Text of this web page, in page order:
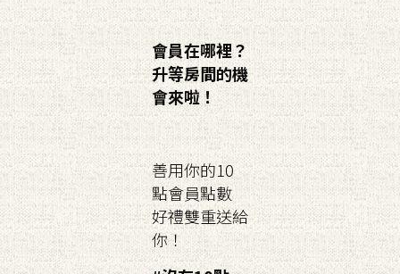
會員在哪裡？
升等房間的機
會來啦！
善用你的10
點會員點數
好禮雙重送給
你！